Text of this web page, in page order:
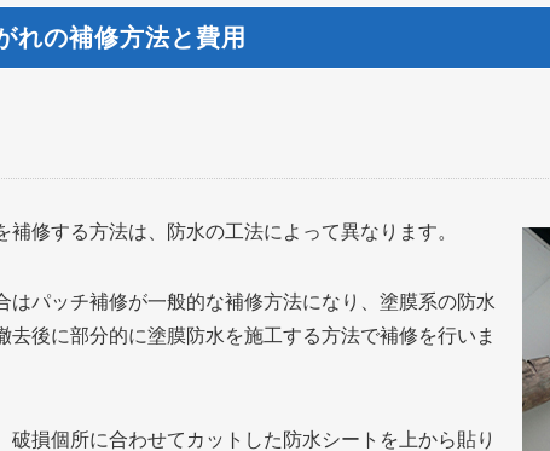
れの補修方法と費用
補修する方法は、防水の工法によって異なります。
はパッチ補修が一般的な補修方法になり、塗膜系の防水
去後に部分的に塗膜防水を施工する方法で補修を行いま
破損個所に合わせてカットした防水シートを上から貼り